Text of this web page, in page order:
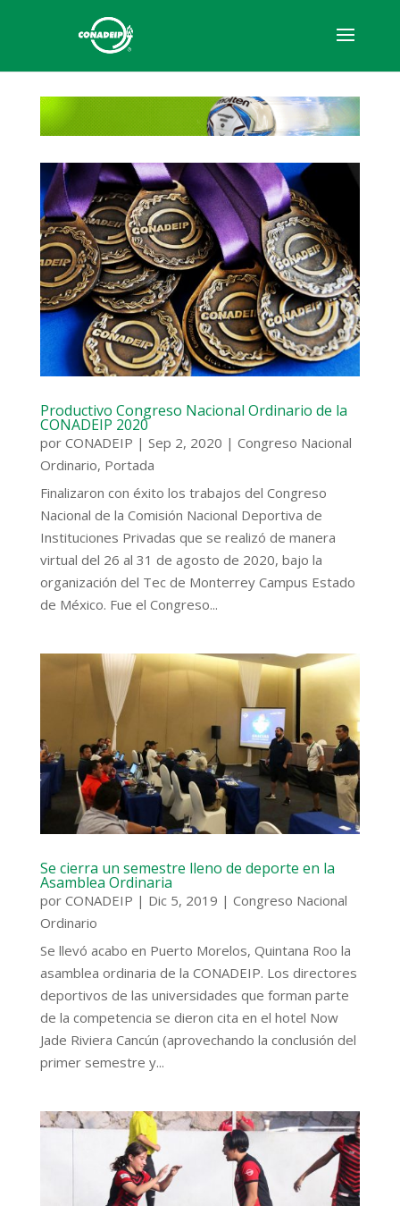
Productivo Congreso Nacional Ordinario de la
CONADEIP 2020
por CONADEIP | Sep 2, 2020 | Congreso Nacional
Ordinario, Portada
Finalizaron con éxito los trabajos del Congreso
Nacional de la Comisión Nacional Deportiva de
Instituciones Privadas que se realizó de manera
virtual del 26 al 31 de agosto de 2020, bajo la
organización del Tec de Monterrey Campus Estado
de México. Fue el Congreso...
Se cierra un semestre lleno de deporte en la
Asamblea Ordinaria
por CONADEIP | Dic 5, 2019 | Congreso Nacional
Ordinario
Se llevó acabo en Puerto Morelos, Quintana Roo la
asamblea ordinaria de la CONADEIP. Los directores
deportivos de las universidades que forman parte
de la competencia se dieron cita en el hotel Now
Jade Riviera Cancún (aprovechando la conclusión del
primer semestre y...